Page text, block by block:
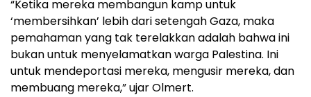
“Ketika mereka membangun kamp untuk
‘membersihkan’ lebih dari setengah Gaza, maka
pemahaman yang tak terelakkan adalah bahwa ini
bukan untuk menyelamatkan warga Palestina. Ini
untuk mendeportasi mereka, mengusir mereka, dan
membuang mereka,” ujar Olmert.